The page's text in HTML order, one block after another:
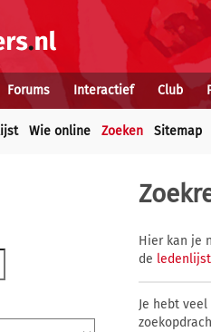
Forums Interactief Club
Wie online Zoeken Sitemap
Hier kan je
de ledenlijst
Je hebt